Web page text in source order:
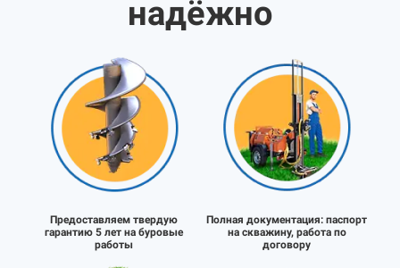
надёжно
Предоставляем твердую
гарантию 5 лет на буровые
работы
Полная документация: паспорт
на скважину, работа по
договору